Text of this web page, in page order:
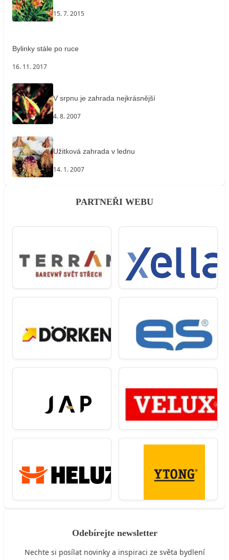
15. 7. 2015
Bylinky stále po ruce
16. 11. 2017
V srpnu je zahrada nejkrásnější
4. 8. 2007
Užitková zahrada v lednu
14. 1. 2007
PARTNEŘI WEBU
Odebírejte newsletter
Nechte si posílat novinky a inspiraci ze světa bydlení